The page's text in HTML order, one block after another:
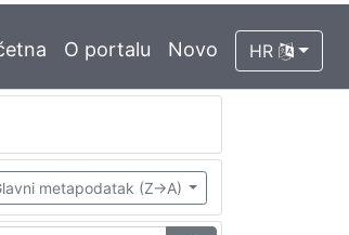
O portalu Novo HR
metapodatak (Z->A)